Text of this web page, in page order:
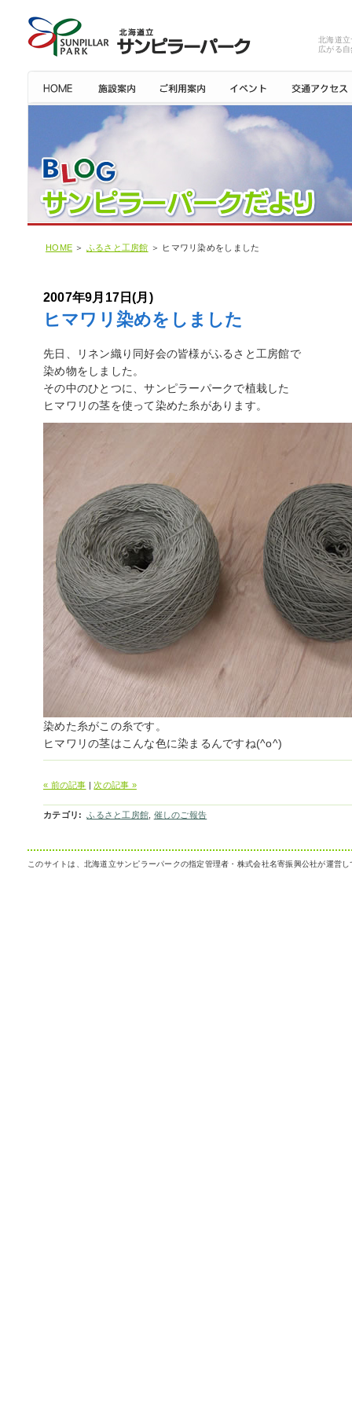
北海道
広がる
HOME ＞ ふるさと工房館 ＞ ヒマワリ染めをしました
2007年9月17日(月)
ヒマワリ染めをしました
先日、リネン織り同好会の皆様がふるさと工房館で
染め物をしました。
その中のひとつに、サンピラーパークで植栽した
ヒマワリの茎を使って染めた糸があります。
染めた糸がこの糸です。
ヒマワリの茎はこんな色に染まるんですね(^o^)
« 前の記事 |次の記事 »
カテゴリ : ふるさと工房館 催しのご報告
このサイトは、北海道立サンピラーパークの指定管理者・株式会社名寄振興公社が運営